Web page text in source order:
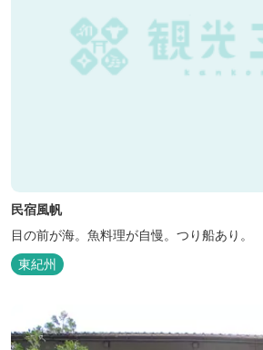
民宿風帆
目の前が海。魚料理が自慢。つり船あり。
東紀州